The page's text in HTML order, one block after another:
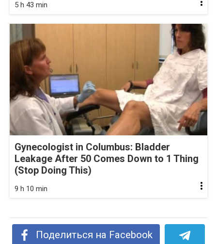
5 h 43 min
Gynecologist in Columbus: Bladder
Leakage After 50 Comes Down to 1 Thing
(Stop Doing This)
9 h 10 min
Поделиться на Facebook